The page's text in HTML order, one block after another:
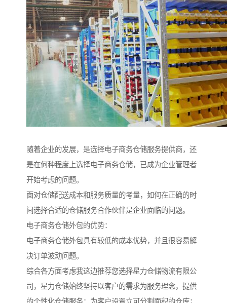
随着企业的发展，是选择电子商务仓储服务提供商，还
是在何种程度上选择电子商务仓储，已成为企业管理者
开始考虑的问题。
面对仓储配送成本和服务质量的考量，如何在正确的时
间选择合适的仓储服务合作伙伴是企业面临的问题。
电子商务仓储外包的优势：
电子商务仓储外包具有较低的成本优势，并且很容易解
决订单波动问题。
综合各方面考虑我这边推荐您选择星力仓储物流有限公
司，星力仓储始终坚持以客户的需求为服务理念，提供
的个性化仓储服务：为客户设置立可分割面积的仓库；